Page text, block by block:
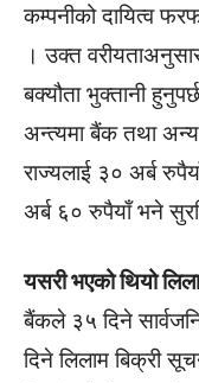
कम्पनीको दायित्व
। उक्त
बक्यौता भुक्तानी
अन्त्यमा बैंक तथा
राज्यलाई ३० अर्ब
अर्ब ६० रुपैयाँ भने
यसरी भएको थियो
बैंकले ३५ दिने
दिने लिलाम बिक्री